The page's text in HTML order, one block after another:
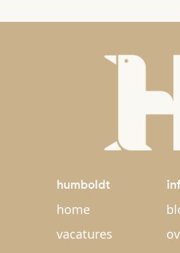
humboldt
home
vacatures